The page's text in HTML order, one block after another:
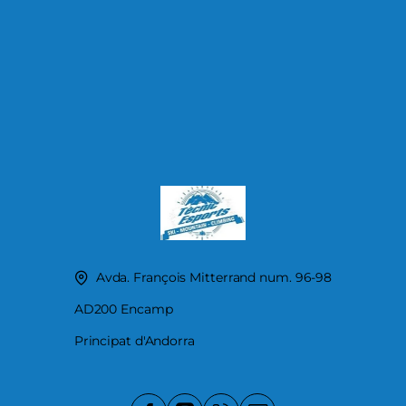
Avda. François Mitterrand num. 96-98
AD200 Encamp
Principat d'Andorra